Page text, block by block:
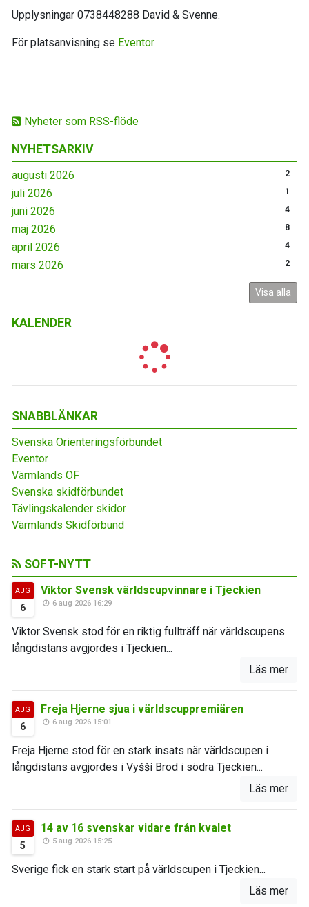
Nyheter som RSS-flöde
NYHETSARKIV
augusti 2026 2
juli 2026 1
juni 2026 4
maj 2026 8
april 2026 4
mars 2026 2
Visa alla
KALENDER
Upplysningar 0738448288 David & Svenne.
För platsanvisning se Eventor
SNABBLÄNKAR
Svenska Orienteringsförbundet
Eventor
Värmlands OF
Svenska skidförbundet
Tävlingskalender skidor
Värmlands Skidförbund
SOFT-NYTT
AUG
6
Viktor Svensk världscupvinnare i Tjeckien
6 aug 2026 16:29
Viktor Svensk stod för en riktig fullträff när världscupens
långdistans avgjordes i Tjeckien...
Läs mer
AUG
6
Freja Hjerne sjua i världscuppremiären
6 aug 2026 15:01
Freja Hjerne stod för en stark insats när världscupen i
långdistans avgjordes i Vyšší Brod i södra Tjeckien...
Läs mer
AUG
5
14 av 16 svenskar vidare från kvalet
5 aug 2026 15:25
Sverige fick en stark start på världscupen i Tjeckien...
Läs mer